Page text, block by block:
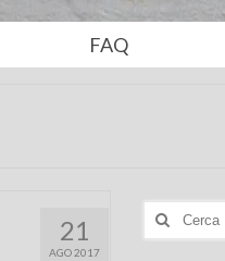
FAQ
21
AGO 2017
Cerca: